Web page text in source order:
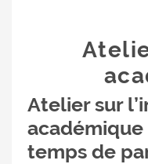
Atelier sur
académique
temps de